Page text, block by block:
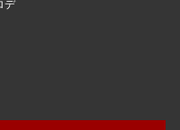
デ